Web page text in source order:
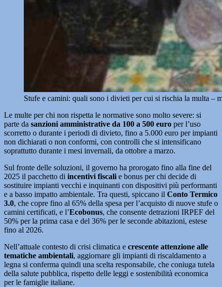
Stufe e camini: quali sono i divieti per cui si rischia la multa –
Le multe per chi non rispetta le normative sono molto severe: si
parte da sanzioni amministrative da 100 a 500 euro per l’uso
scorretto o durante i periodi di divieto, fino a 5.000 euro per impianti
non dichiarati o non conformi, con controlli che si intensificano
soprattutto durante i mesi invernali, da ottobre a marzo.
Sul fronte delle soluzioni, il governo ha prorogato fino alla fine del
2025 il pacchetto di incentivi fiscali e bonus per chi decide di
sostituire impianti vecchi e inquinanti con dispositivi più performanti
e a basso impatto ambientale. Tra questi, spiccano il Conto Termico
3.0, che copre fino al 65% della spesa per l’acquisto di nuove stufe o
camini certificati, e l’Ecobonus, che consente detrazioni IRPEF del
50% per la prima casa e del 36% per le seconde abitazioni, estese
fino al 2026.
Nell’attuale contesto di crisi climatica e crescente attenzione alle
tematiche ambientali, aggiornare gli impianti di riscaldamento a
legna si conferma quindi una scelta responsabile, che coniuga tutela
della salute pubblica, rispetto delle leggi e sostenibilità economica
per le famiglie italiane.